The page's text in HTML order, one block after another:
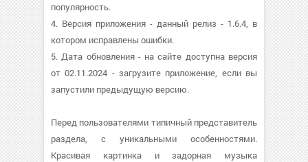
популярность.
4. Версия приложения - данный релиз - 1.6.4, в
котором исправлены ошибки.
5. Дата обновления - на сайте доступна версия
от 02.11.2024 - загрузите приложение, если вы
запустили предыдущую версию.
Перед пользователями типичный представитель
раздела, с уникальными особенностями.
Красивая картинка и задорная музыка